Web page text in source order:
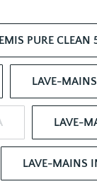
PURE CLEAN
LAVE-
LAVE-
LAVE-MAINS